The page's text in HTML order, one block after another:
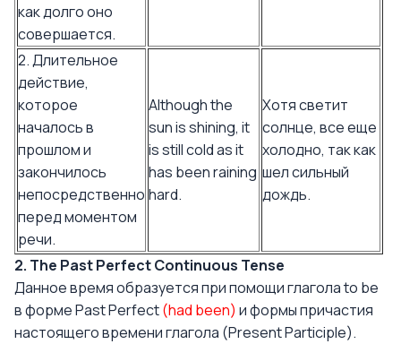
как долго оно
совершается.
2. Длительное
действие,
которое
началось в
прошлом и
закончилось
непосредственно
перед моментом
речи.
Although the
sun is shining, it
is still cold as it
has been raining
hard.
Хотя светит
солнце, все еще
холодно, так как
шел сильный
дождь.
2. The Past Perfect Continuous Tense
Данное время образуется при помощи глагола to be
в форме Past Perfect(had been) и формы причастия
настоящего времени глагола (Present Participle).